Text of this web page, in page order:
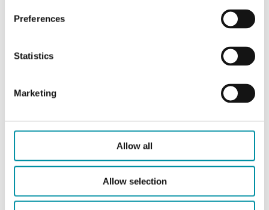
Preferences
Statistics
Marketing
Allow all
Allow selection
Temperatura
stoccaggio
Dimensioni esterne
140x62x65 mm